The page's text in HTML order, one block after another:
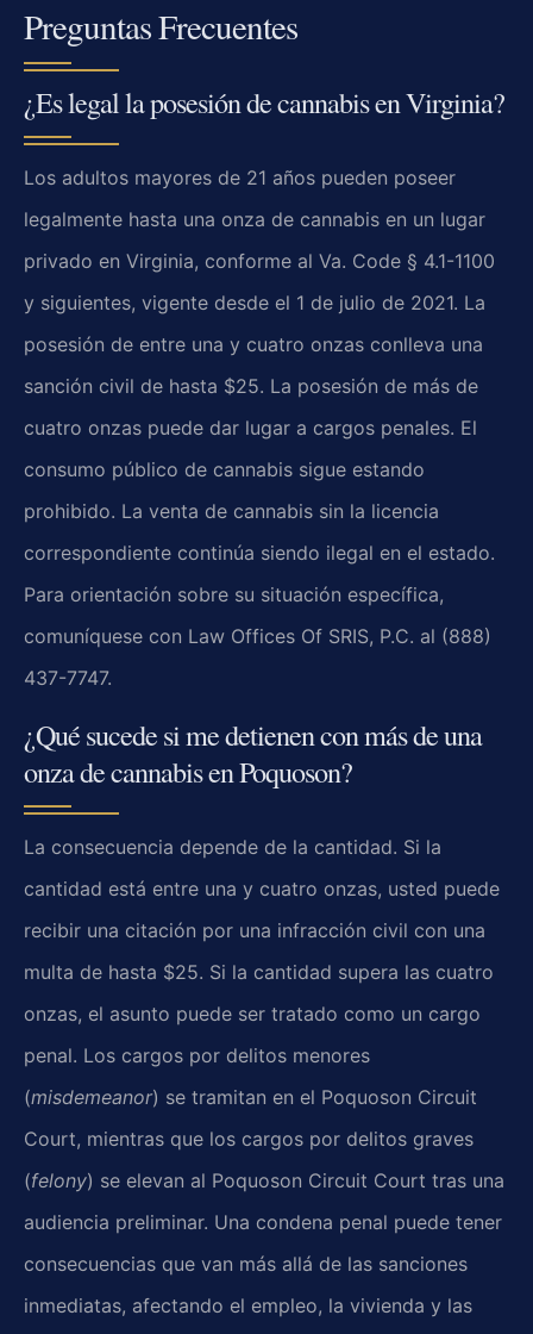
Preguntas Frecuentes
¿Es legal la posesión de cannabis en Virginia?
Los adultos mayores de 21 años pueden poseer
legalmente hasta una onza de cannabis en un lugar
privado en Virginia, conforme al Va. Code § 4.1-1100
y siguientes, vigente desde el 1 de julio de 2021. La
posesión de entre una y cuatro onzas conlleva una
sanción civil de hasta $25. La posesión de más de
cuatro onzas puede dar lugar a cargos penales. El
consumo público de cannabis sigue estando
prohibido. La venta de cannabis sin la licencia
correspondiente continúa siendo ilegal en el estado.
Para orientación sobre su situación específica,
comuníquese con Law Offices Of SRIS, P.C. al (888)
437-7747.
¿Qué sucede si me detienen con más de una
onza de cannabis en Poquoson?
La consecuencia depende de la cantidad. Si la
cantidad está entre una y cuatro onzas, usted puede
recibir una citación por una infracción civil con una
multa de hasta $25. Si la cantidad supera las cuatro
onzas, el asunto puede ser tratado como un cargo
penal. Los cargos por delitos menores
(misdemeanor) se tramitan en el Poquoson Circuit
Court, mientras que los cargos por delitos graves
(felony) se elevan al Poquoson Circuit Court tras una
audiencia preliminar. Una condena penal puede tener
consecuencias que van más allá de las sanciones
inmediatas, afectando el empleo, la vivienda y las